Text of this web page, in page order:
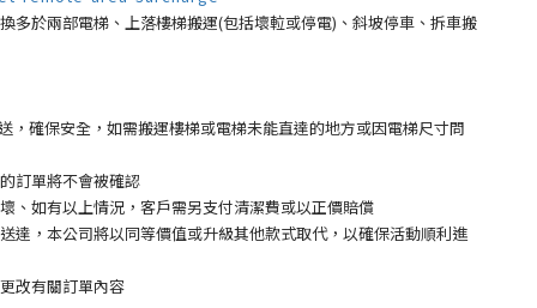
多於兩部電梯、上落樓梯搬運(包括壞𨋢或停電)、斜坡停車、拆車搬
，確保安全，如需搬運樓梯或電梯未能直達的地方或因電梯尺寸問
訂單將不會被確認
、如有以上情況，客戶需另支付清潔費或以正價賠償
達，本公司將以同等價值或升級其他款式取代，以確保活動順利進
改有關訂單內容